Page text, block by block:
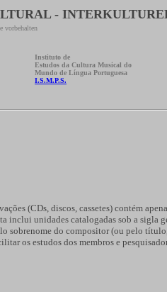
-
vorbehalten
Instituto de
Estudos da Cultura Musical do
Mundo de Língua Portuguesa
I.S.M.P.S.
(CDs, discos, cassetes) contém
inclui unidades catalogadas sob a sigla
sobrenome do compositor (ou pelo
os estudos dos membros e